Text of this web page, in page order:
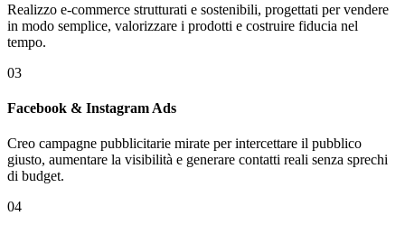
Realizzo e-commerce strutturati e sostenibili, progettati per vendere
in modo semplice, valorizzare i prodotti e costruire fiducia nel
tempo.
03
Facebook & Instagram Ads
Creo campagne pubblicitarie mirate per intercettare il pubblico
giusto, aumentare la visibilità e generare contatti reali senza sprechi
di budget.
04